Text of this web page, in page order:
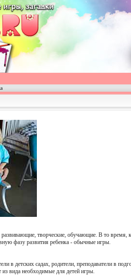
творческие, обучающие. В то время,
фазу развития ребенка - обычные игры.
в детских садах, родители, преподаватели в
из вида необходимые для детей игры.